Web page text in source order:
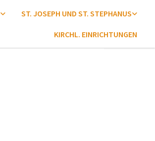
ST. JOSEPH UND ST. STEPHANUS
KIRCHL. EINRICHTUNGEN